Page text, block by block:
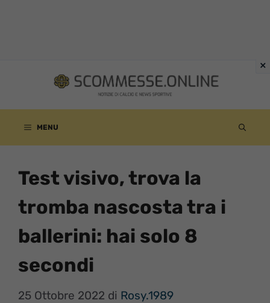
contenuto
MENU
Test visivo, trova la
tromba nascosta tra i
ballerini: hai solo 8
secondi
25 Ottobre 2022 di Rosy.1989